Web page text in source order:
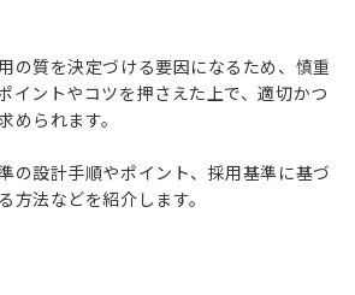
の質を決定づける要因になるため、慎重
イントやコツを押さえた上で、適切かつ
められます。
の設計手順やポイント、採用基準に基づ
方法などを紹介します。